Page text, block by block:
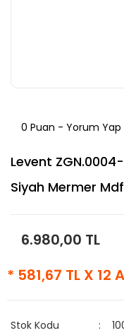
0 Puan - Yorum Yap
Levent ZGN.0004-
Siyah Mermer
6.980,00 TL
* 581,67 TL X 12
Stok Kodu